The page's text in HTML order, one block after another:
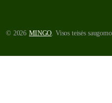
© 2026 MINGO. Visos teisės